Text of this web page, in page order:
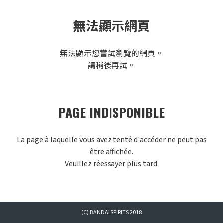
無法顯示網頁
無法顯示您嘗試瀏覽的網頁。
請稍後再試。
PAGE INDISPONIBLE
La page à laquelle vous avez tenté d'accéder ne peut pas
être affichée.
Veuillez réessayer plus tard.
(C) BANDAI SPIRITS 2018